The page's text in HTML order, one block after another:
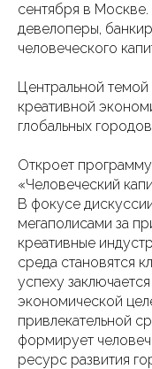
сентября в
девелоперы,
человеческого
Центральной
креативной
глобальных
Откроет
«Человеческий
В фокусе
мегаполисами за
креативные
среда становятся
успеху
экономической
привлекательной
формирует
ресурс развития